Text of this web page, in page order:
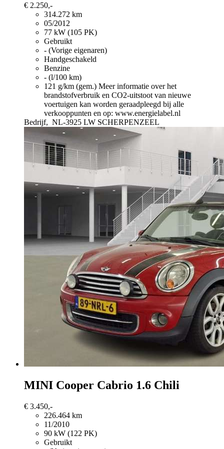
€ 2.250,-
314.272 km
05/2012
77 kW (105 PK)
Gebruikt
- (Vorige eigenaren)
Handgeschakeld
Benzine
- (l/100 km)
121 g/km (gem.) Meer informatie over het
brandstofverbruik en CO2-uitstoot van nieuwe
voertuigen kan worden geraadpleegd bij alle
verkooppunten en op: www.energielabel.nl
Bedrijf, NL-3925 LW SCHERPENZEEL
MINI Cooper Cabrio 1.6 Chili
€ 3.450,-
226.464 km
11/2010
90 kW (122 PK)
Gebruikt